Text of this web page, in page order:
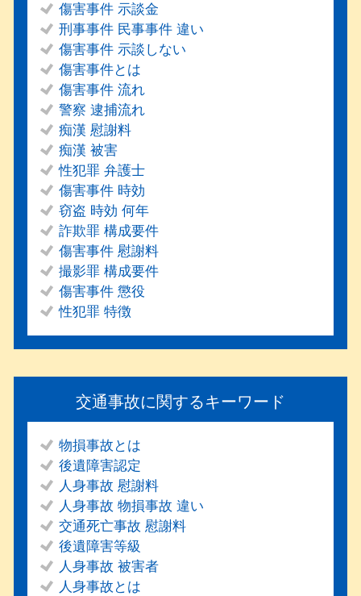
傷害事件 示談金
刑事事件 民事事件 違い
傷害事件 示談しない
傷害事件とは
傷害事件 流れ
警察 逮捕流れ
痴漢 慰謝料
痴漢 被害
性犯罪 弁護士
傷害事件 時効
窃盗 時効 何年
詐欺罪 構成要件
傷害事件 慰謝料
撮影罪 構成要件
傷害事件 懲役
性犯罪 特徴
交通事故に関するキーワード
物損事故とは
後遺障害認定
人身事故 慰謝料
人身事故 物損事故 違い
交通死亡事故 慰謝料
後遺障害等級
人身事故 被害者
人身事故とは